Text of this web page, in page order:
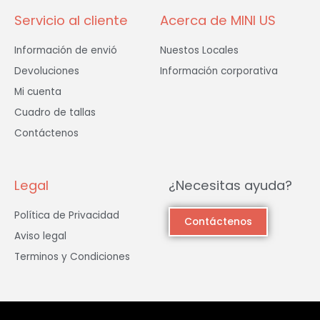
Servicio al cliente
Información de envió
Devoluciones
Mi cuenta
Cuadro de tallas
Contáctenos
Acerca de MINI US
Nuestos Locales
Información corporativa
Legal
Política de Privacidad
Aviso legal
Terminos y Condiciones
¿Necesitas ayuda?
Contáctenos